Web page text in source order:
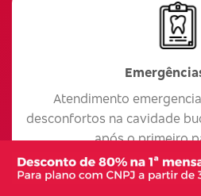
Atendimento
desconfortos na cavidade
após o primeiro